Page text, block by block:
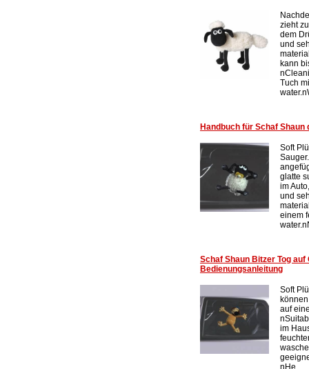
zieht
dem
und
kann
Tuch
Handbuch für Schaf
Soft
glatte
im
und
einem
Schaf Shaun Bitzer Tog auf
Bedienungsanleitung
Soft
auf
im
nHe...